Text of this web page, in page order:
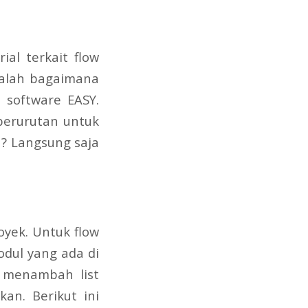
terkait flow
bagaimana
EASY.
untuk
Langsung saja
Untuk flow
yang ada di
list
Berikut ini